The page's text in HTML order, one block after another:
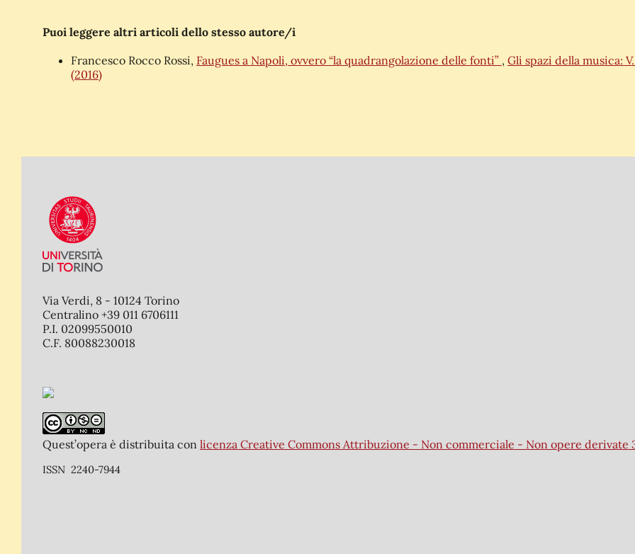
Puoi leggere altri articoli dello stesso autore/i
Francesco Rocco Rossi, Faugues a Napoli, ovvero “la quadrangolazione delle fonti” , Gli spazi della musica:
(2016)
Via Verdi, 8 - 10124 Torino
Centralino +39 011 6706111
P.I. 02099550010
C.F. 80088230018
Quest’opera è distribuita con licenza Creative Commons Attribuzione - Non commerciale - Non opere derivate
ISSN 2240-7944